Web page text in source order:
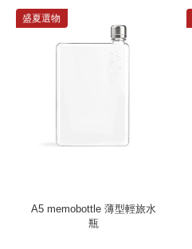
盛夏選物
A5 memobottle 薄型輕旅水
瓶